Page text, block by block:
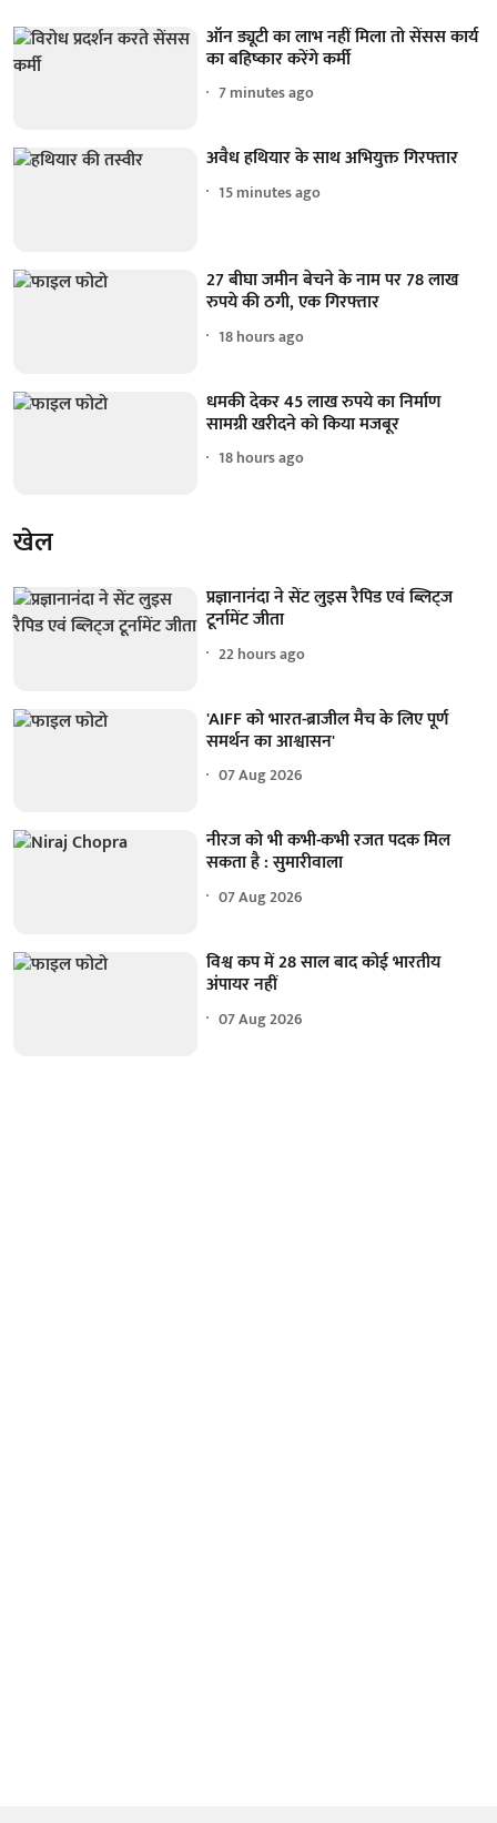
ऑन ड्यूटी का लाभ नहीं मिला तो सेंसस कार्य
का बहिष्कार करेंगे कर्मी
7 minutes ago
अवैध हथियार के साथ अभियुक्त गिरफ्तार
15 minutes ago
27 बीघा जमीन बेचने के नाम पर 78 लाख
रुपये की ठगी, एक गिरफ्तार
18 hours ago
धमकी देकर 45 लाख रुपये का निर्माण
सामग्री खरीदने को किया मजबूर
18 hours ago
खेल
प्रज्ञानानंदा ने सेंट लुइस रैपिड एवं ब्लिट्ज
टूर्नामेंट जीता
22 hours ago
'AIFF को भारत-ब्राजील मैच के लिए पूर्ण
समर्थन का आश्वासन'
07 Aug 2026
नीरज को भी कभी-कभी रजत पदक मिल
सकता है : सुमारीवाला
07 Aug 2026
विश्व कप में 28 साल बाद कोई भारतीय
अंपायर नहीं
07 Aug 2026